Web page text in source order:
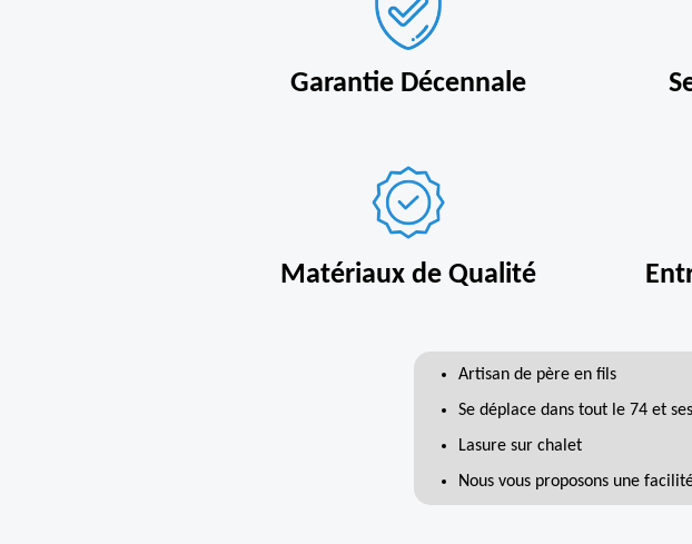
Garantie Décennale
Matériaux de Qualité
Artisan de père en fils
Se déplace dans tout le 74 et
Lasure sur chalet
Nous vous proposons une